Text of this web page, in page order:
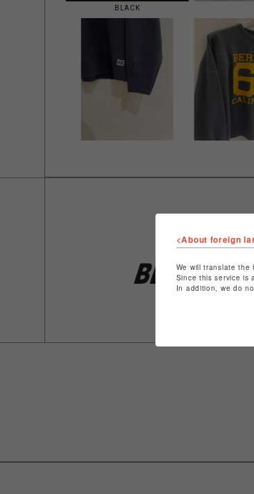
BLACK
<About foreign
We will translate the
Since this service is
In addition, we do